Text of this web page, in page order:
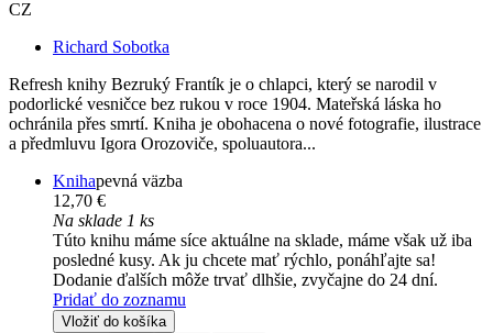
CZ
Richard Sobotka
Refresh knihy Bezruký Frantík je o chlapci, který se narodil v
podorlické vesničce bez rukou v roce 1904. Mateřská láska ho
ochránila přes smrtí. Kniha je obohacena o nové fotografie, ilustrace
a předmluvu Igora Orozoviče, spoluautora...
Knihapevná väzba
12,70 €
Na sklade 1 ks
Túto knihu máme síce aktuálne na sklade, máme však už iba
posledné kusy. Ak ju chcete mať rýchlo, ponáhľajte sa!
Dodanie ďalších môže trvať dlhšie, zvyčajne do 24 dní.
Pridať do zoznamu
Vložiť do košíka